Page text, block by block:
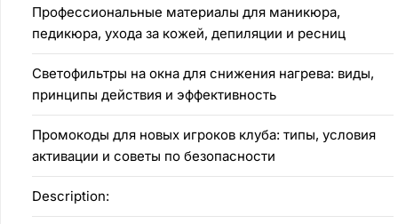
Профессиональные материалы для маникюра,
педикюра, ухода за кожей, депиляции и ресниц
Светофильтры на окна для снижения нагрева: виды,
принципы действия и эффективность
Промокоды для новых игроков клуба: типы, условия
активации и советы по безопасности
Description: